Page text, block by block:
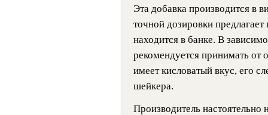
Эта добавка производится в
точной дозировки
находится в банке. В
рекомендуется принимать
имеет кисловатый вкус, его
шейкера.
Производитель настоятельно